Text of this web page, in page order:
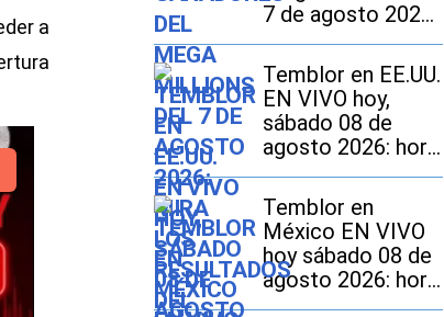
a
7 de agosto 2026:
mira los
resultados del
sorteo con
jackpot de $70
millones en EE.UU.
Temblor en EE.UU.
EN VIVO hoy,
sábado 08 de
agosto 2026: hora
exacta, magnitud y
dónde fue el
epicentro del
último sismo
Temblor en
México EN VIVO
hoy sábado 08 de
agosto 2026: hora
exacta, magnitud y